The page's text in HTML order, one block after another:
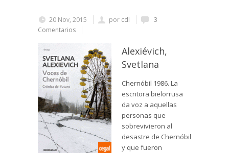
20 Nov, 2015 por cdl
3
Comentarios
Alexiévich,
Svetlana
Chernóbil 1986. La
escritora bielorrusa
da voz a aquellas
personas que
sobrevivieron al
desastre de Chernóbil
y que fueron